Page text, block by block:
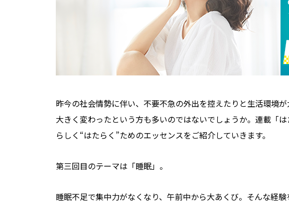
昨今の社会情勢に伴い、不要不急の外出を控えたりと生活環境
大きく変わったという方も多いのではないでしょうか。連載「
らしく“はたらく”ためのエッセンスをご紹介していきます。
第三回目のテーマは「睡眠」。
睡眠不足で集中力がなくなり、午前中から大あくび。そんな経